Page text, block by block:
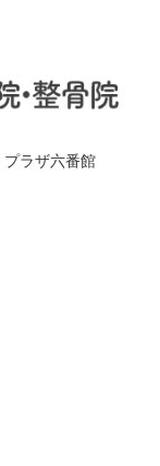
ラザ六番館